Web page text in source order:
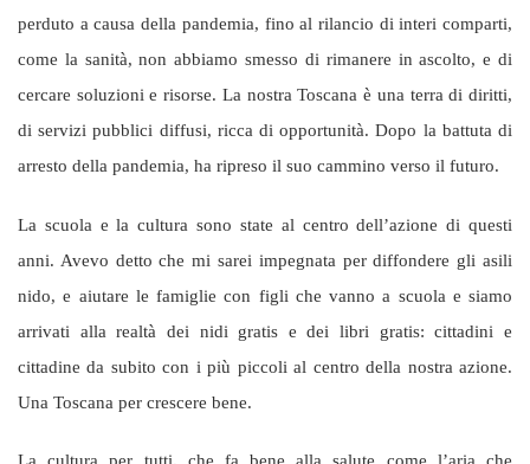
perduto a causa della pandemia, fino al rilancio di interi comparti,
come la sanità, non abbiamo smesso di rimanere in ascolto, e di
cercare soluzioni e risorse. La nostra Toscana è una terra di diritti,
di servizi pubblici diffusi, ricca di opportunità. Dopo la battuta di
arresto della pandemia, ha ripreso il suo cammino verso il futuro.
La scuola e la cultura sono state al centro dell’azione di questi
anni. Avevo detto che mi sarei impegnata per diffondere gli asili
nido, e aiutare le famiglie con figli che vanno a scuola e siamo
arrivati alla realtà dei nidi gratis e dei libri gratis: cittadini e
cittadine da subito con i più piccoli al centro della nostra azione.
Una Toscana per crescere bene.